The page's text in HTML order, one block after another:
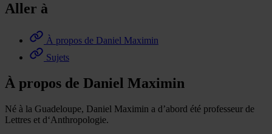
Aller à
À propos de Daniel Maximin
Sujets
À propos de Daniel Maximin
Né à la Guadeloupe, Daniel Maximin a d’abord été professeur de
Lettres et d‘Anthropologie.